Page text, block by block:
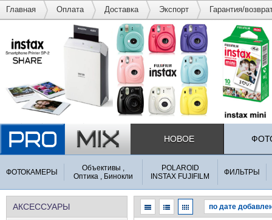
Главная Оплата Доставка Экспорт Гарантия/
НОВОЕ
ФОТОКАМЕРЫ
Объективы ,
Оптика , Бинокли
POLAROID
INSTAX FUJIFILM
ФИЛЬТРЫ
АКСЕССУАРЫ